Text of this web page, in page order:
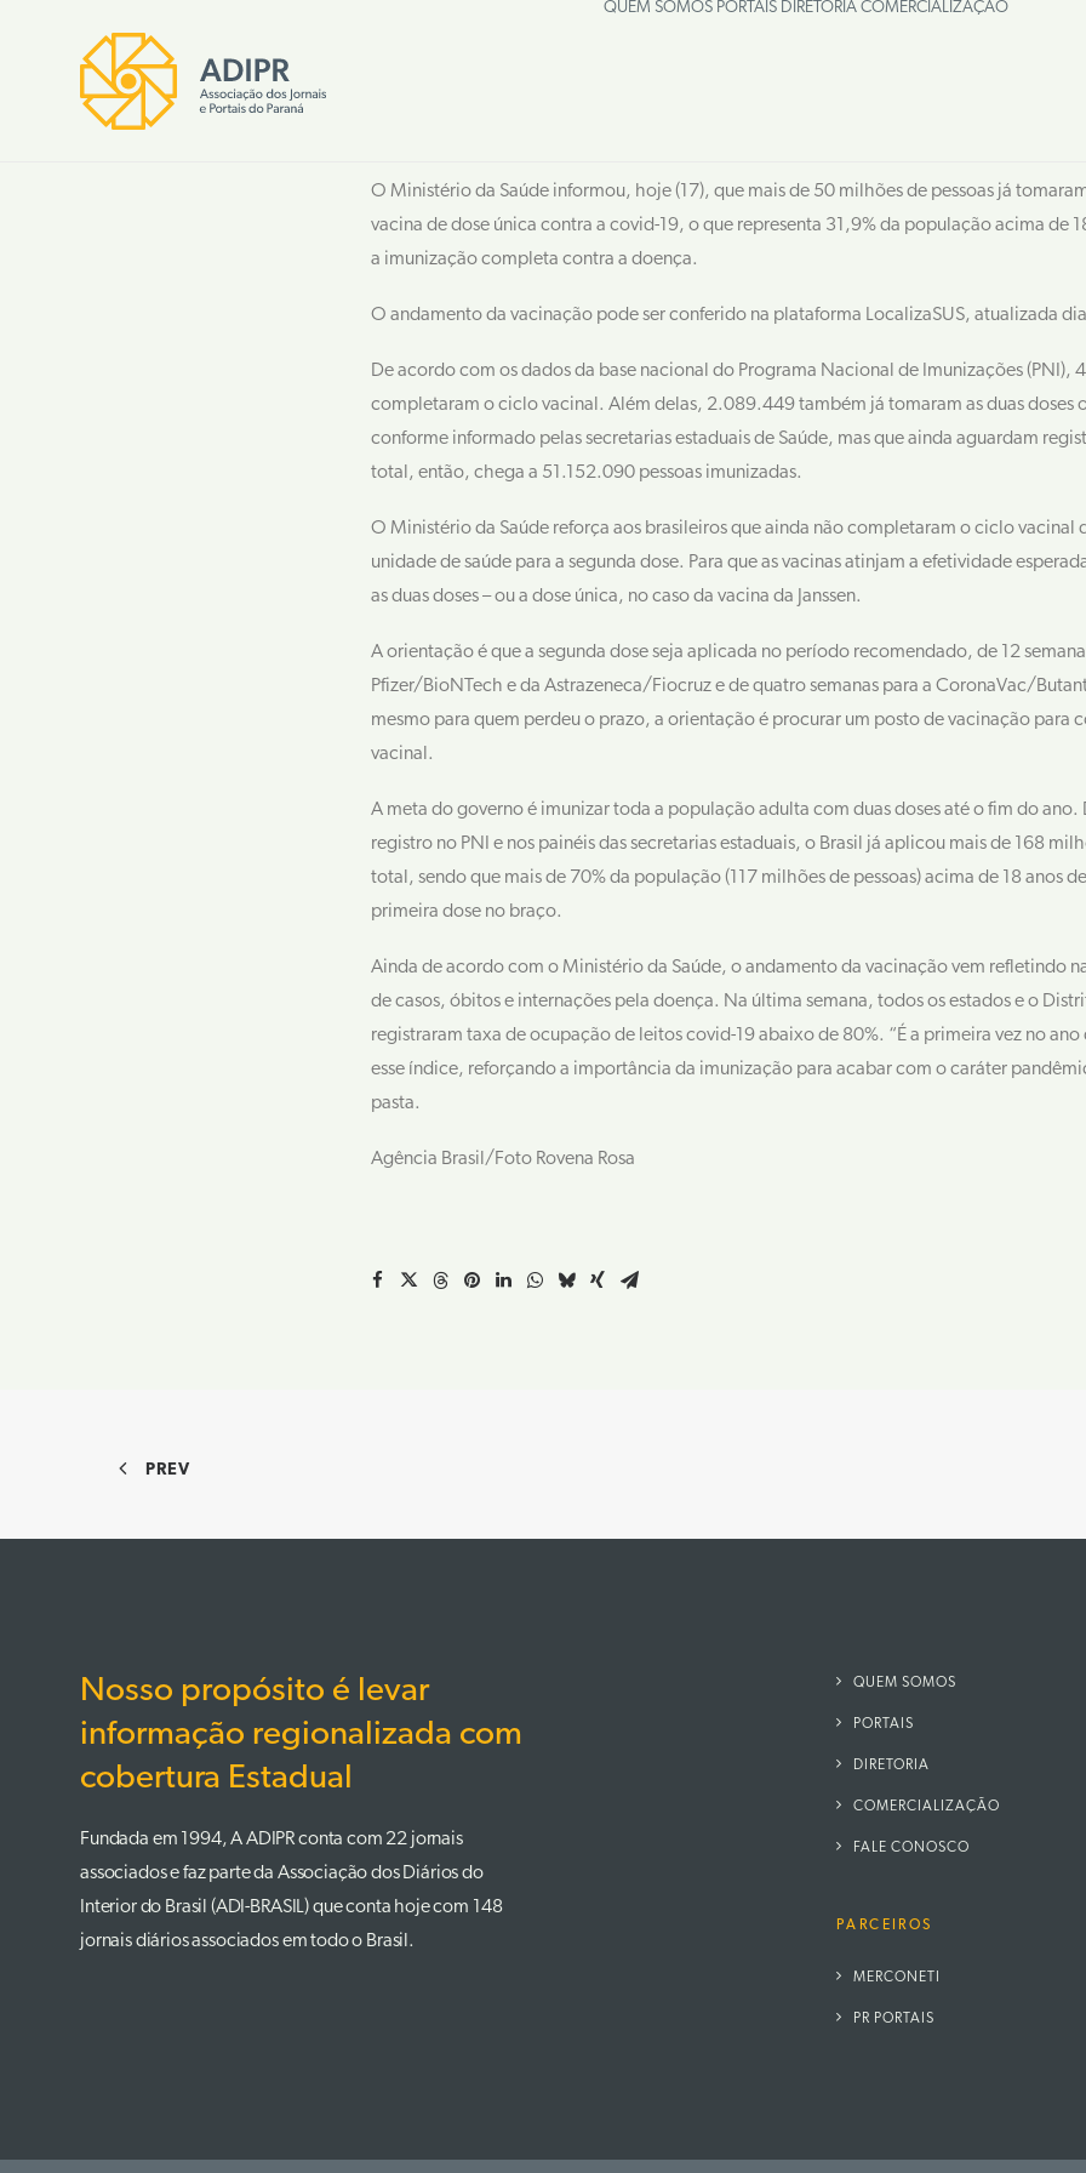
QUEM SOMOS PORTAIS DIRETORIA COMERCIALIZAÇÃO
O Ministério da Saúde informou, hoje (17), que mais de 50 milhões de pessoas já
vacina de dose única contra a covid-19, o que representa 31,9% da população acima de
a imunização completa contra a doença.
O andamento da vacinação pode ser conferido na plataforma LocalizaSUS, atualizada
De acordo com os dados da base nacional do Programa Nacional de Imunizações (PNI),
completaram o ciclo vacinal. Além delas, 2.089.449 também já tomaram as duas doses
conforme informado pelas secretarias estaduais de Saúde, mas que ainda aguardam
total, então, chega a 51.152.090 pessoas imunizadas.
O Ministério da Saúde reforça aos brasileiros que ainda não completaram o ciclo vacinal
unidade de saúde para a segunda dose. Para que as vacinas atinjam a efetividade
as duas doses – ou a dose única, no caso da vacina da Janssen.
A orientação é que a segunda dose seja aplicada no período recomendado, de 12
Pfizer/BioNTech e da Astrazeneca/Fiocruz e de quatro semanas para a CoronaVac/
mesmo para quem perdeu o prazo, a orientação é procurar um posto de vacinação para
vacinal.
A meta do governo é imunizar toda a população adulta com duas doses até o fim do ano.
registro no PNI e nos painéis das secretarias estaduais, o Brasil já aplicou mais de 168
total, sendo que mais de 70% da população (117 milhões de pessoas) acima de 18 anos
primeira dose no braço.
Ainda de acordo com o Ministério da Saúde, o andamento da vacinação vem refletindo
de casos, óbitos e internações pela doença. Na última semana, todos os estados e o
registraram taxa de ocupação de leitos covid-19 abaixo de 80%. “É a primeira vez no ano
esse índice, reforçando a importância da imunização para acabar com o caráter
pasta.
Agência Brasil/Foto Rovena Rosa
PREV
Nosso propósito é levar
informação regionalizada com
cobertura Estadual
Fundada em 1994, A ADIPR conta com 22 jornais
associados e faz parte da Associação dos Diários do
Interior do Brasil (ADI-BRASIL) que conta hoje com 148
jornais diários associados em todo o Brasil.
QUEM SOMOS
PORTAIS
DIRETORIA
COMERCIALIZAÇÃO
FALE CONOSCO
PARCEIROS
MERCONETI
PR PORTAIS